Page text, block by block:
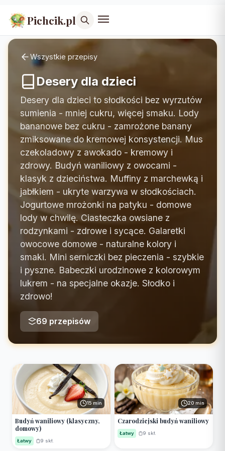
Pichcik.pl
Wszystkie przepisy
Desery dla dzieci
Desery dla dzieci to słodkości bez wyrzutów
sumienia - mniej cukru, więcej smaku. Lody
bananowe bez cukru - zamrożone banany
zmiksowane do kremowej konsystencji. Mus
czekoladowy z awokado - kremowy i
zdrowy. Budyń waniliowy z owocami -
klasyk z dzieciństwa. Muffiny z marchewką i
jabłkiem - ukryte warzywa w słodkościach.
Jogurtowe mrożonki na patyku - domowe
lody w chwilę. Ciasteczka owsiane z
rodzynkami - zdrowe i sycące. Galaretki
owocowe domowe - naturalne kolory i
smaki. Mini serniczki bez pieczenia - szybkie
i pyszne. Babeczki urodzinowe z kolorowym
lukrem - na specjalne okazje. Słodko i
zdrowo!
69 przepisów
15 min
Budyń waniliowy (klasyczny,
domowy)
Łatwy 9 skł.
20 min
Czarodziejski budyń waniliowy
Łatwy 9 skł.